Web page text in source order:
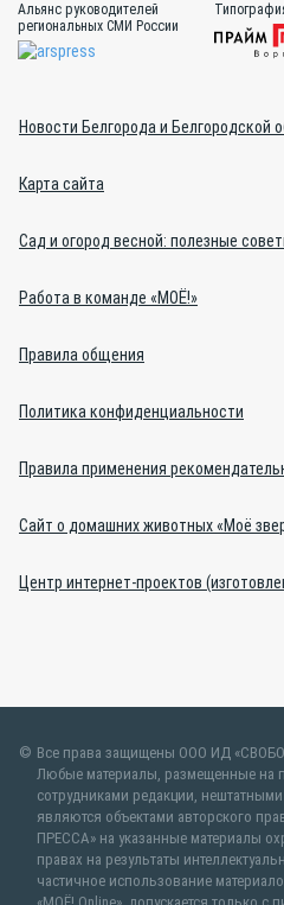
Альянс руководителей
региональных СМИ России
Новости Белгорода и Белгородской
Карта сайта
Сад и огород весной: полезные
Работа в команде «МОЁ!»
Правила общения
Политика конфиденциальности
Правила применения
Сайт о домашних животных «Моё
Центр интернет-проектов
Все права защищены ООО ИД
Любые материалы, размещенные на
сотрудниками редакции,
являются объектами авторского
ПРЕССА» на указанные материалы
правах на результаты
частичное использование